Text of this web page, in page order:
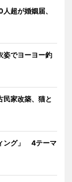
超が婚姻届、
でヨーヨー釣
家改築、猫と
ング」 4テーマ